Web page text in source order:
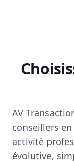
AV
conseillers
activité
évolutive,